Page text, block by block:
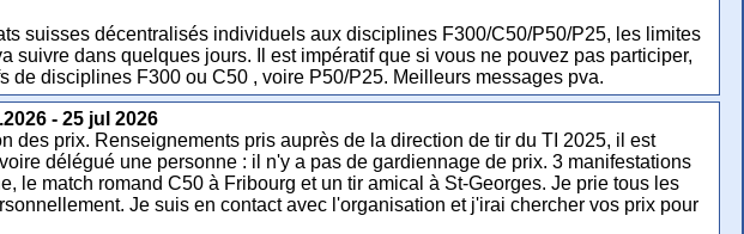
suisses décentralisés individuels aux disciplines F300/C50/P50/P25, les limites
suivre dans quelques jours. Il est impératif que si vous ne pouvez pas participer,
disciplines F300 ou C50 , voire P50/P25. Meilleurs messages pva.
- 25 jul 2026
des prix. Renseignements pris auprès de la direction de tir du TI 2025, il est
délégué une personne : il n'y a pas de gardiennage de prix. 3 manifestations
le match romand C50 à Fribourg et un tir amical à St-Georges. Je prie tous les
Je suis en contact avec l'organisation et j'irai chercher vos prix pour